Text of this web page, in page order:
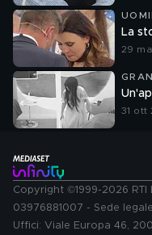
La
29
31 ott
Copyright ©1999-2026 RTI
03976881007 - Sede
Uffici: Viale Europa 46,